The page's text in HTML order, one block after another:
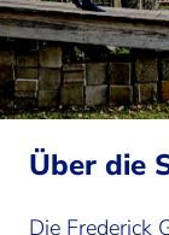
Über die
Die Frederick